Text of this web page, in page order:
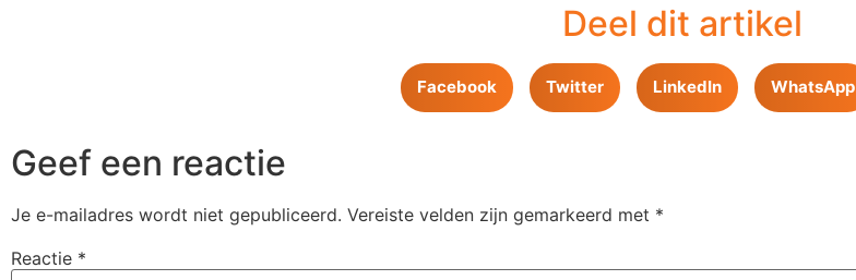
Deel dit artikel
Facebook Twitter LinkedIn WhatsApp
Geef een reactie
Je e-mailadres wordt niet gepubliceerd. Vereiste velden zijn gemarkeerd met *
Reactie *